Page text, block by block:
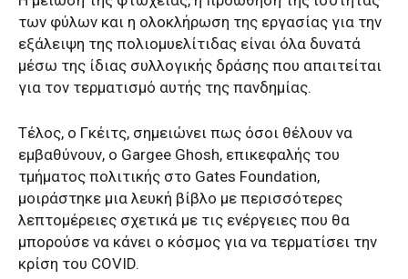
των φύλων και η ολοκλήρωση της εργασίας για την
εξάλειψη της πολιομυελίτιδας είναι όλα δυνατά
μέσω της ίδιας συλλογικής δράσης που απαιτείται
για τον τερματισμό αυτής της πανδημίας.
Τέλος, ο Γκέιτς, σημειώνει πως όσοι θέλουν να
εμβαθύνουν, ο Gargee Ghosh, επικεφαλής του
τμήματος πολιτικής στο Gates Foundation,
μοιράστηκε μια λευκή βίβλο με περισσότερες
λεπτομέρειες σχετικά με τις ενέργειες που θα
μπορούσε να κάνει ο κόσμος για να τερματίσει την
κρίση του COVID.